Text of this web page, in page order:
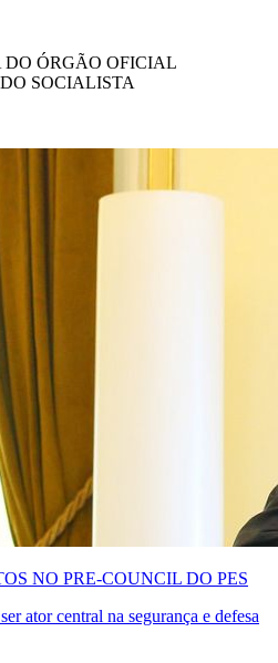
ÓRGÃO OFICIAL
SOCIALISTA
NO PRE-COUNCIL DO PES
ator central na segurança e defesa